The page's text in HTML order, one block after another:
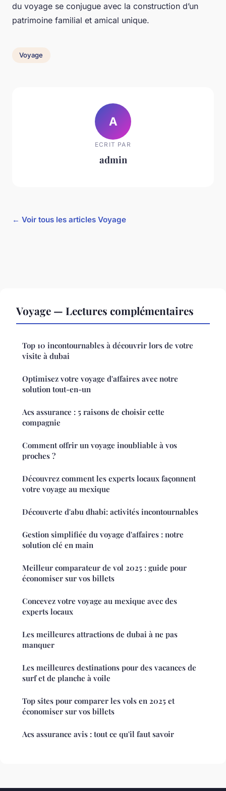
du voyage se conjugue avec la construction d’un
patrimoine familial et amical unique.
Voyage
A
ECRIT PAR
admin
← Voir tous les articles Voyage
Voyage — Lectures complémentaires
Top 10 incontournables à découvrir lors de votre
visite à dubai
Optimisez votre voyage d'affaires avec notre
solution tout-en-un
Acs assurance : 5 raisons de choisir cette
compagnie
Comment offrir un voyage inoubliable à vos
proches ?
Découvrez comment les experts locaux façonnent
votre voyage au mexique
Découverte d'abu dhabi: activités incontournables
Gestion simplifiée du voyage d'affaires : notre
solution clé en main
Meilleur comparateur de vol 2025 : guide pour
économiser sur vos billets
Concevez votre voyage au mexique avec des
experts locaux
Les meilleures attractions de dubai à ne pas
manquer
Les meilleures destinations pour des vacances de
surf et de planche à voile
Top sites pour comparer les vols en 2025 et
économiser sur vos billets
Acs assurance avis : tout ce qu'il faut savoir